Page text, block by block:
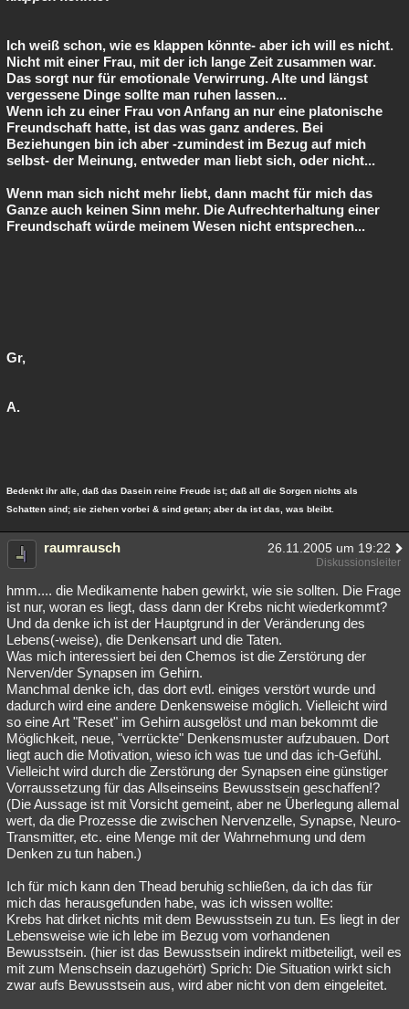
Ich weiß schon, wie es klappen könnte- aber ich will es nicht.
Nicht mit einer Frau, mit der ich lange Zeit zusammen war.
Das sorgt nur für emotionale Verwirrung. Alte und längst
vergessene Dinge sollte man ruhen lassen...
Wenn ich zu einer Frau von Anfang an nur eine platonische
Freundschaft hatte, ist das was ganz anderes. Bei
Beziehungen bin ich aber -zumindest im Bezug auf mich
selbst- der Meinung, entweder man liebt sich, oder nicht...
Wenn man sich nicht mehr liebt, dann macht für mich das
Ganze auch keinen Sinn mehr. Die Aufrechterhaltung einer
Freundschaft würde meinem Wesen nicht entsprechen...
Gr,
A.
Bedenkt ihr alle, daß das Dasein reine Freude ist; daß all die Sorgen nichts als
Schatten sind; sie ziehen vorbei & sind getan; aber da ist das, was bleibt.
raumrausch 26.11.2005 um 19:22
Diskussionsleiter
hmm.... die Medikamente haben gewirkt, wie sie sollten. Die Frage
ist nur, woran es liegt, dass dann der Krebs nicht wiederkommt?
Und da denke ich ist der Hauptgrund in der Veränderung des
Lebens(-weise), die Denkensart und die Taten.
Was mich interessiert bei den Chemos ist die Zerstörung der
Nerven/der Synapsen im Gehirn.
Manchmal denke ich, das dort evtl. einiges verstört wurde und
dadurch wird eine andere Denkensweise möglich. Vielleicht wird
so eine Art "Reset" im Gehirn ausgelöst und man bekommt die
Möglichkeit, neue, "verrückte" Denkensmuster aufzubauen. Dort
liegt auch die Motivation, wieso ich was tue und das ich-Gefühl.
Vielleicht wird durch die Zerstörung der Synapsen eine günstiger
Vorraussetzung für das Allseinseins Bewusstsein geschaffen!?
(Die Aussage ist mit Vorsicht gemeint, aber ne Überlegung allemal
wert, da die Prozesse die zwischen Nervenzelle, Synapse, Neuro-
Transmitter, etc. eine Menge mit der Wahrnehmung und dem
Denken zu tun haben.)
Ich für mich kann den Thead beruhig schließen, da ich das für
mich das herausgefunden habe, was ich wissen wollte:
Krebs hat dirket nichts mit dem Bewusstsein zu tun. Es liegt in der
Lebensweise wie ich lebe im Bezug vom vorhandenen
Bewusstsein. (hier ist das Bewusstsein indirekt mitbeteiligt, weil es
mit zum Menschsein dazugehört) Sprich: Die Situation wirkt sich
zwar aufs Bewusstsein aus, wird aber nicht von dem eingeleitet.